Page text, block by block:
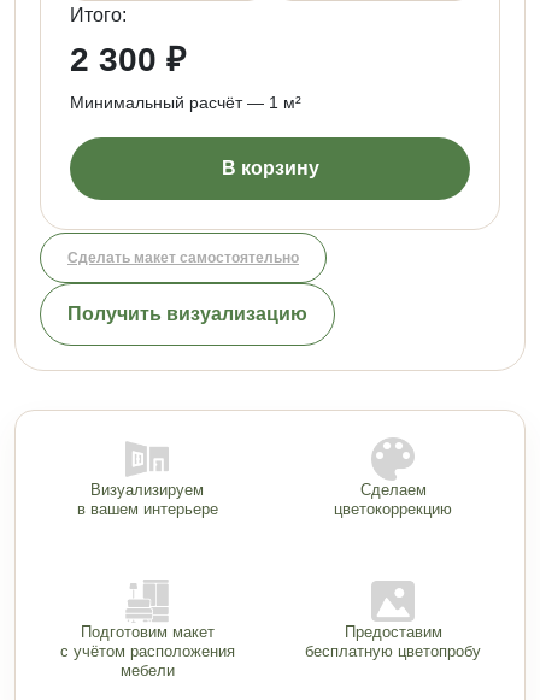
Итого:
2 300 ₽
Минимальный расчёт — 1 м²
В корзину
Сделать макет самостоятельно
Получить визуализацию
Визуализируем
в вашем интерьере
Подготовим макет
с учётом расположения
мебели
Сделаем
цветокоррекцию
Предоставим
бесплатную цветопробу